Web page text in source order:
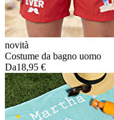
novità
Costume da bagno uomo
Da18,95 €